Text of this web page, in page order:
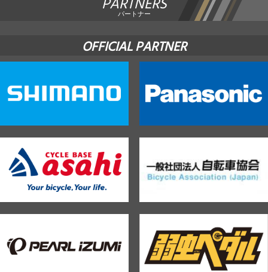
パートナー
OFFICIAL PARTNER